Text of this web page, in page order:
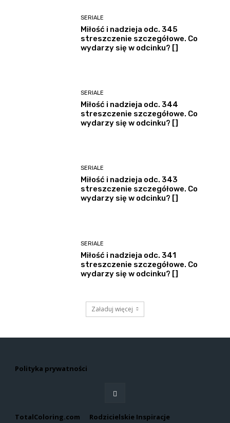
SERIALE
Miłość i nadzieja odc. 345
streszczenie szczegółowe. Co
wydarzy się w odcinku? []
SERIALE
Miłość i nadzieja odc. 344
streszczenie szczegółowe. Co
wydarzy się w odcinku? []
SERIALE
Miłość i nadzieja odc. 343
streszczenie szczegółowe. Co
wydarzy się w odcinku? []
SERIALE
Miłość i nadzieja odc. 341
streszczenie szczegółowe. Co
wydarzy się w odcinku? []
Załaduj więcej
Polityka prywatności
TotalColoring.com Rodzicielskie Inspiracje